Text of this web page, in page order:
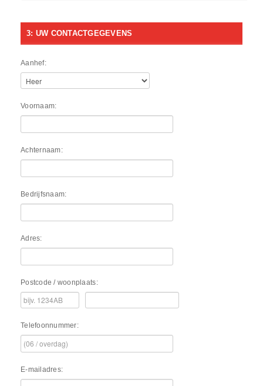
3: UW CONTACTGEGEVENS
Aanhef:
Voornaam:
Achternaam:
Bedrijfsnaam:
Adres:
Postcode / woonplaats:
Telefoonnummer:
E-mailadres: